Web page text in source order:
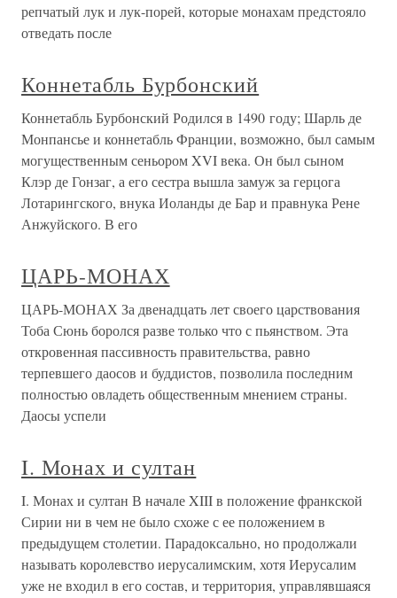
репчатый лук и лук-порей, которые монахам предстояло
отведать после
Коннетабль Бурбонский
Коннетабль Бурбонский Родился в 1490 году; Шарль де
Монпансье и коннетабль Франции, возможно, был самым
могущественным сеньором XVI века. Он был сыном
Клэр де Гонзаг, а его сестра вышла замуж за герцога
Лотарингского, внука Иоланды де Бар и правнука Рене
Анжуйского. В его
ЦАРЬ-МОНАХ
ЦАРЬ-МОНАХ За двенадцать лет своего царствования
Тоба Сюнь боролся разве только что с пьянством. Эта
откровенная пассивность правительства, равно
терпевшего даосов и буддистов, позволила последним
полностью овладеть общественным мнением страны.
Даосы успели
I. Монах и султан
I. Монах и султан В начале XIII в положение франкской
Сирии ни в чем не было схоже с ее положением в
предыдущем столетии. Парадоксально, но продолжали
называть королевство иерусалимским, хотя Иерусалим
уже не входил в его состав, и территория, управлявшаяся